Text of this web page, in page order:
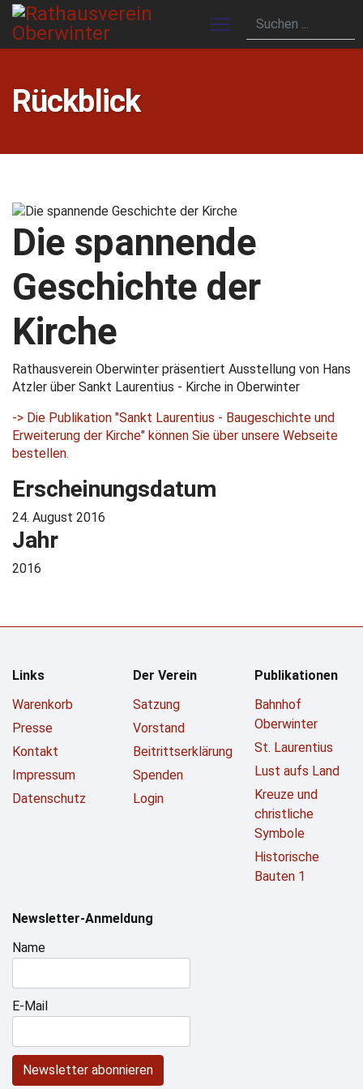
Rückblick
Die spannende
Geschichte der
Kirche
Rathausverein Oberwinter präsentiert Ausstellung von Hans
Atzler über Sankt Laurentius - Kirche in Oberwinter
-> Die Publikation "Sankt Laurentius - Baugeschichte und
Erweiterung der Kirche" können Sie über unsere Webseite
bestellen.
Erscheinungsdatum
24. August 2016
Jahr
2016
Links
Warenkorb
Presse
Kontakt
Impressum
Datenschutz
Der Verein
Satzung
Vorstand
Beitrittserklärung
Spenden
Login
Publikationen
Bahnhof
Oberwinter
St. Laurentius
Lust aufs Land
Kreuze und
christliche
Symbole
Historische
Bauten 1
Newsletter-Anmeldung
Name
E-Mail
Newsletter abonnieren